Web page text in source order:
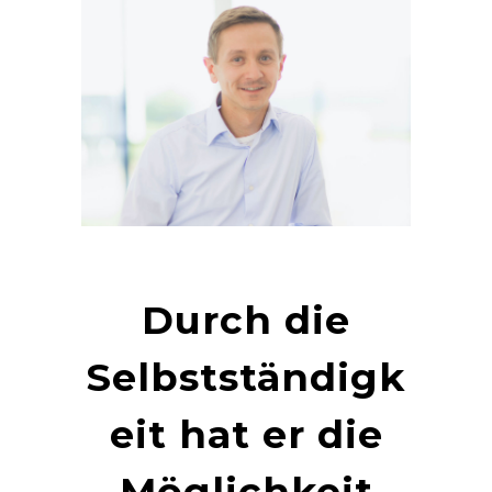
Durch die
Selbstständigk
eit hat er die